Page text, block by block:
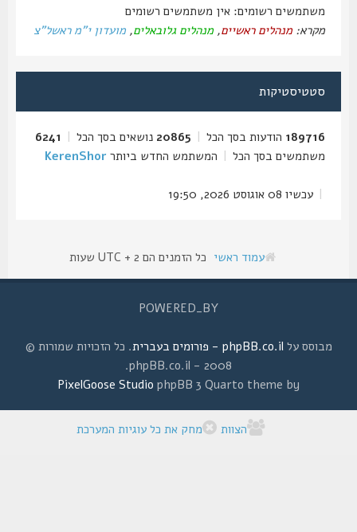
משתמשים רשומים: אין משתמשים רשומים
מקרא:מנהלים ראשיים,מנהלים גלובאלים,מועדון י"מ ראשל"צ
סטטיסטיקות
189716הודעות בסך הכל |
20865נושאים בסך הכל |
6241
משתמשים בסך הכל |המשתמש החדש ביותרKerenShor
עכשיו 08 אוגוסט 2026, 19:50
עמוד ראשי כל הזמנים הם UTC + 2 שעות
POWERED_BY
מבוסס עלphpBB.co.il - פורומים בעברית
. כל הזכויות שמורות ©
2008 - phpBB.co.il.
phpBB 3 Quarto theme by
PixelGoose Studio
הצוות מחק את כל עוגיות המערכת